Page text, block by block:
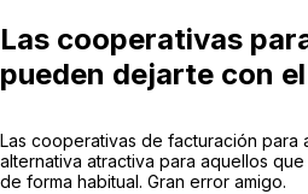
Las cooperativas
pueden dejarte con
Las cooperativas de facturación para
alternativa atractiva para aquellos
de forma habitual. Gran error amigo.